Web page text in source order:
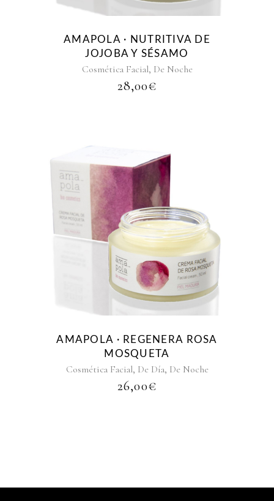
AMAPOLA · NUTRITIVA DE
JOJOBA Y SÉSAMO
Cosmética Facial, De Noche
28,00€
AMAPOLA · REGENERA ROSA
MOSQUETA
Cosmética Facial, De Día, De Noche
26,00€